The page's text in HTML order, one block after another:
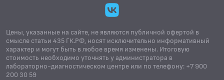
Цены, указанные на сайте, не являются публичной офертой в
смысле статьи 435 ГК.РФ, носят исключительно информативный
характер и могут быть в любое время изменены. Итоговую
стоимость необходимо уточнять у администратора в
лабораторно-диагностическом центре или по телефону: +7 900
200 30 59